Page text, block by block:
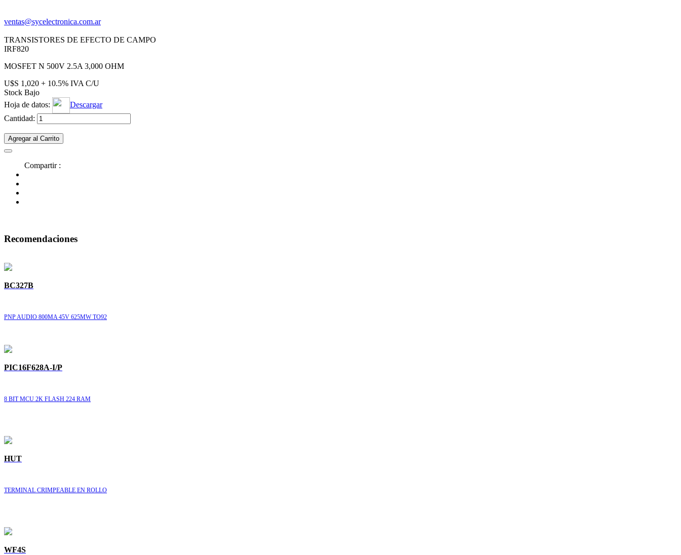
ventas@sycelectronica.com.ar
TRANSISTORES DE EFECTO DE CAMPO
IRF820
MOSFET N 500V 2.5A 3,000 OHM
U$S 1,020 + 10.5% IVA C/U
Stock Bajo
Hoja de datos:
Descargar
Cantidad:
Agregar al Carrito
Compartir :
Recomendaciones
BC327B
PNP AUDIO 800MA 45V 625MW TO92
PIC16F628A-I/P
8 BIT MCU 2K FLASH 224 RAM
HUT
TERMINAL CRIMPEABLE EN ROLLO
WF4S